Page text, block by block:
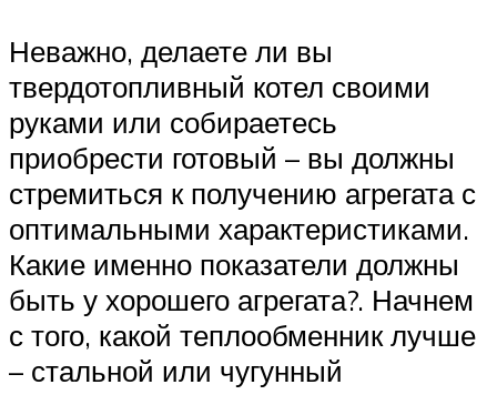
Неважно, делаете ли вы
твердотопливный котел своими
руками или собираетесь
приобрести готовый – вы должны
стремиться к получению агрегата с
оптимальными характеристиками.
Какие именно показатели должны
быть у хорошего агрегата?. Начнем
с того, какой теплообменник лучше
– стальной или чугунный